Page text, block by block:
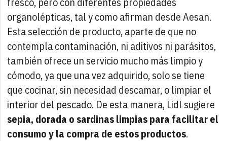
organolépticas, tal y como afirman desde Aesan.
Esta selección de producto, aparte de que no
contempla contaminación, ni aditivos ni parásitos,
también ofrece un servicio mucho más limpio y
cómodo, ya que una vez adquirido, solo se tiene
que cocinar, sin necesidad descamar, o limpiar el
interior del pescado. De esta manera, Lidl sugiere
sepia, dorada o sardinas limpias para facilitar el
consumo y la compra de estos productos.